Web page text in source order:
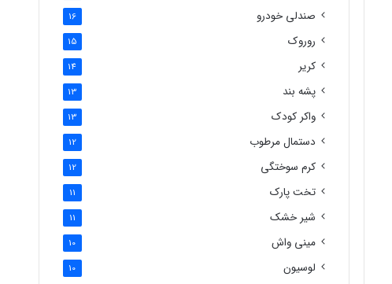
صندلی خودرو 16
روروک 15
کریر 14
پشه بند 13
واکر کودک 13
دستمال مرطوب 12
کرم سوختگی 12
تخت پارک 11
شیر خشک 11
مینی واش 10
لوسیون 10